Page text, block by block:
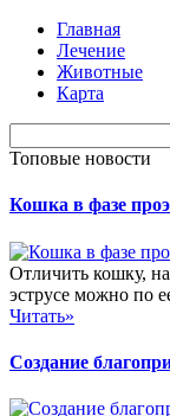
Главная
Лечение
Животные
Карта
Топовые новости
Кошка в фазе
Отличить кошку,
эструсе можно по
Читать»
Создание